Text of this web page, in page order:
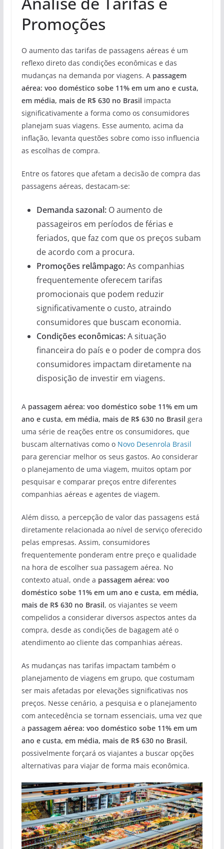
Promoções
O aumento das tarifas de passagens aéreas é um
reflexo direto das condições econômicas e das
mudanças na demanda por viagens. A passagem
aérea: voo doméstico sobe 11% em um ano e custa,
em média, mais de R$ 630 no Brasil impacta
significativamente a forma como os consumidores
planejam suas viagens. Esse aumento, acima da
inflação, levanta questões sobre como isso influencia
as escolhas de compra.
Entre os fatores que afetam a decisão de compra das
passagens aéreas, destacam-se:
Demanda sazonal:O aumento de
passageiros em períodos de férias e
feriados, que faz com que os preços subam
de acordo com a procura.
Promoções relâmpago:As companhias
frequentemente oferecem tarifas
promocionais que podem reduzir
significativamente o custo, atraindo
consumidores que buscam economia.
Condições econômicas:A situação
financeira do país e o poder de compra dos
consumidores impactam diretamente na
disposição de investir em viagens.
A passagem aérea: voo doméstico sobe 11% em um
ano e custa, em média, mais de R$ 630 no Brasil gera
uma série de reações entre os consumidores, que
buscam alternativas como o Novo Desenrola Brasil
para gerenciar melhor os seus gastos. Ao considerar
o planejamento de uma viagem, muitos optam por
pesquisar e comparar preços entre diferentes
companhias aéreas e agentes de viagem.
Além disso, a percepção de valor das passagens está
diretamente relacionada ao nível de serviço oferecido
pelas empresas. Assim, consumidores
frequentemente ponderam entre preço e qualidade
na hora de escolher sua passagem aérea. No
contexto atual, onde a passagem aérea: voo
doméstico sobe 11% em um ano e custa, em média,
mais de R$ 630 no Brasil, os viajantes se veem
compelidos a considerar diversos aspectos antes da
compra, desde as condições de bagagem até o
atendimento ao cliente das companhias aéreas.
As mudanças nas tarifas impactam também o
planejamento de viagens em grupo, que costumam
ser mais afetadas por elevações significativas nos
preços. Nesse cenário, a pesquisa e o planejamento
com antecedência se tornam essenciais, uma vez que
a passagem aérea: voo doméstico sobe 11% em um
ano e custa, em média, mais de R$ 630 no Brasil,
possivelmente forçará os viajantes a buscar opções
alternativas para viajar de forma mais econômica.